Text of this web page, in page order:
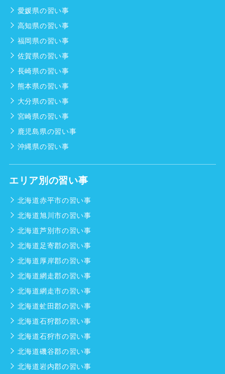
愛媛県の習い事
高知県の習い事
福岡県の習い事
佐賀県の習い事
長崎県の習い事
熊本県の習い事
大分県の習い事
宮崎県の習い事
鹿児島県の習い事
沖縄県の習い事
エリア別の習い事
北海道赤平市の習い事
北海道旭川市の習い事
北海道芦別市の習い事
北海道足寄郡の習い事
北海道厚岸郡の習い事
北海道網走郡の習い事
北海道網走市の習い事
北海道虻田郡の習い事
北海道石狩郡の習い事
北海道石狩市の習い事
北海道磯谷郡の習い事
北海道岩内郡の習い事